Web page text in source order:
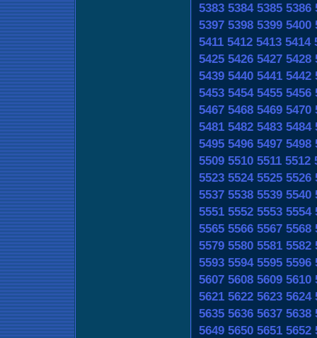
5383 5384 5385 5386
5397 5398 5399 5400
5411 5412 5413 5414
5425 5426 5427 5428
5439 5440 5441 5442
5453 5454 5455 5456
5467 5468 5469 5470
5481 5482 5483 5484
5495 5496 5497 5498
5509 5510 5511 5512
5523 5524 5525 5526
5537 5538 5539 5540
5551 5552 5553 5554
5565 5566 5567 5568
5579 5580 5581 5582
5593 5594 5595 5596
5607 5608 5609 5610
5621 5622 5623 5624
5635 5636 5637 5638
5649 5650 5651 5652